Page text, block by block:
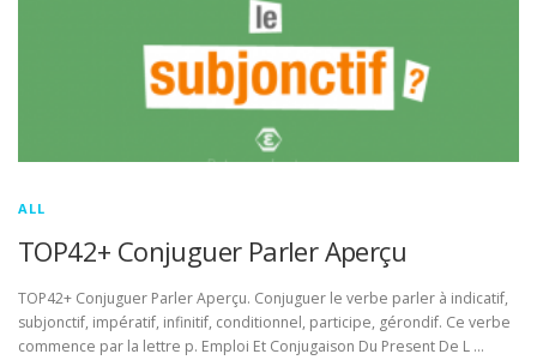
ALL
TOP42+ Conjuguer Parler Aperçu
TOP42+ Conjuguer Parler Aperçu. Conjuguer le verbe parler à indicatif,
subjonctif, impératif, infinitif, conditionnel, participe, gérondif. Ce verbe
commence par la lettre p. Emploi Et Conjugaison Du Present De L …